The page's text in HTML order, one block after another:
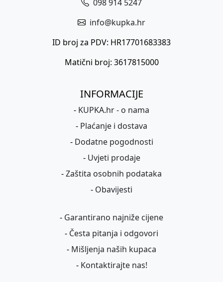
098 914 5247
info@kupka.hr
ID broj za PDV: HR17701683383
Matični broj: 3617815000
INFORMACIJE
- KUPKA.hr - o nama
- Plaćanje i dostava
- Dodatne pogodnosti
- Uvjeti prodaje
-Zaštita osobnih podataka
- Obavijesti
- Garantirano najniže cijene
- Česta pitanja i odgovori
- Mišljenja naših kupaca
- Kontaktirajte nas!